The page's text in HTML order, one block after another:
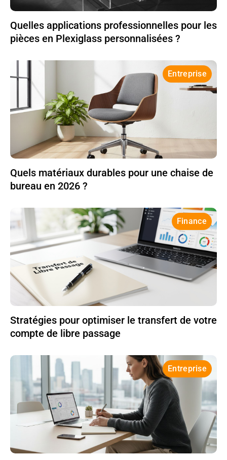
Quelles applications professionnelles pour les
pièces en Plexiglass personnalisées ?
Entreprise
Quels matériaux durables pour une chaise de
bureau en 2026 ?
Finance
Stratégies pour optimiser le transfert de votre
compte de libre passage
Entreprise